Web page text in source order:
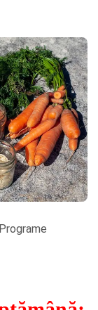
Programe